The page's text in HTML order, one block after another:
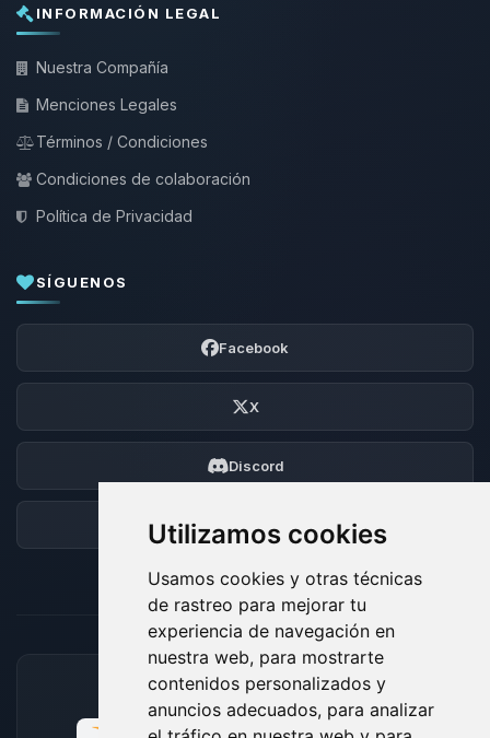
Utilizamos cookies
Usamos cookies y otras técnicas
de rastreo para mejorar tu
experiencia de navegación en
nuestra web, para mostrarte
contenidos personalizados y
anuncios adecuados, para analizar
INFORMACIÓN LEGAL
Nuestra Compañía
Menciones Legales
Términos / Condiciones
Condiciones de colaboración
Política de Privacidad
SÍGUENOS
Facebook
X
Discord
Foro
MÉTODOS DE PAGO ACEPTADOS